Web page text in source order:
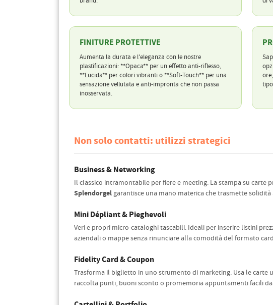
FINITURE PROTETTIVE
Aumenta la durata e l'eleganza con le nostre
plastificazioni: **Opaca** per un effetto anti-riflesso,
**Lucida** per colori vibranti o **Soft-Touch** per una
sensazione vellutata e anti-impronta che non passa
inosservata.
Non solo contatti: utilizzi strategici
Business & Networking
Il classico intramontabile per fiere e meeting. La stampa su carte
Splendorgelgarantisce una mano materica che trasmette
Mini Dépliant & Pieghevoli
Veri e propri micro-cataloghi tascabili. Ideali per inserire listini
aziendali o mappe senza rinunciare alla comodità del formato
Fidelity Card & Coupon
Trasforma il biglietto in uno strumento di marketing. Usa le carte
raccolta punti, buoni sconto o promemoria appuntamenti facili da